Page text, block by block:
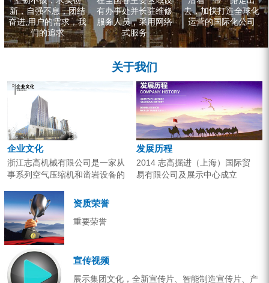
新，自强不息，团结
奋进,用户的需求，我
们的追求
有办事处并长驻维修
服务人员，采用网络
式服务
去，加快打造全球化
运营的国际化公司
关于我们
企业文化
浙江志高机械有限公司是一家从
事系列空气压缩机和凿岩设备的
的专业机构。产品广泛应用于工
业气源、各类矿山开采和工程项
目建设。企业以技术开发为核
心，...
发展历程
2014 志高掘进（上海）国际贸
易有限公司及展示中心成立
资质荣誉
重要荣誉
宣传视频
展示集团文化，全新宣传片、智能制造宣传片、产